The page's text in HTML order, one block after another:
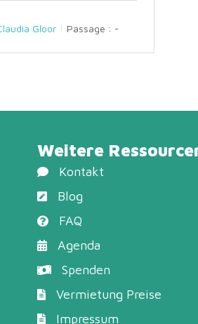
Gloor Passage : -
Weitere
Kontakt
Blog
FAQ
Agenda
Spenden
Vermietung Preise
Impressum